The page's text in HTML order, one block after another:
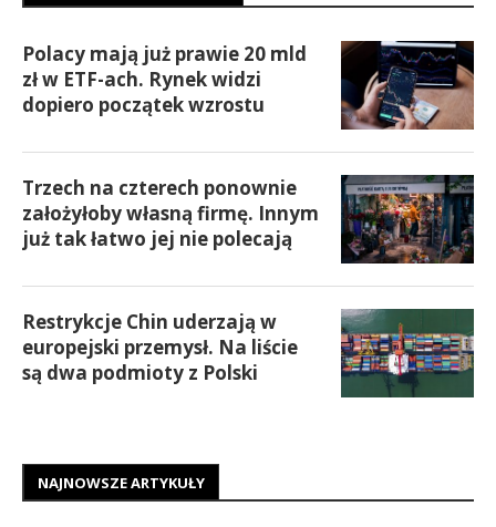
Polacy mają już prawie 20 mld
zł w ETF-ach. Rynek widzi
dopiero początek wzrostu
Trzech na czterech ponownie
założyłoby własną firmę. Innym
już tak łatwo jej nie polecają
Restrykcje Chin uderzają w
europejski przemysł. Na liście
są dwa podmioty z Polski
NAJNOWSZE ARTYKUŁY